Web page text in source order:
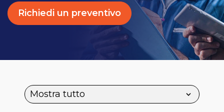
Richiedi un preventivo